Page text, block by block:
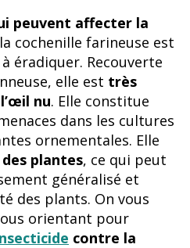
peuvent affecter la
la cochenille farineuse est
éradiquer. Recouverte
elle est très
nu. Elle constitue
dans les cultures
ornementales. Elle
plantes, ce qui peut
généralisé et
des plants. On vous
orientant pour
contre la